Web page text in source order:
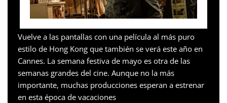
Vuelve a las pantallas con una película al más puro
estilo de Hong Kong que también se verá este año en
Cannes. La semana festiva de mayo es otra de las
semanas grandes del cine. Aunque no la más
importante, muchas producciones esperan a estrenar
en esta época de vacaciones